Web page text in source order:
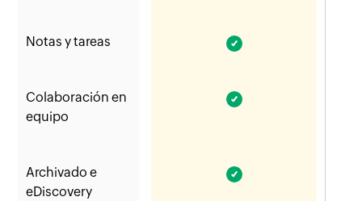
Notas y tareas
Colaboración en
equipo
Archivado e
eDiscovery
Zoho Mail: Sí
Zoho Mail: Sí
Zoho Mail: Sí